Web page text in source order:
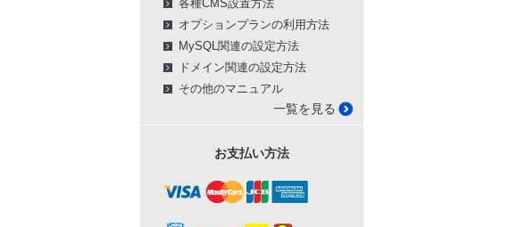
各種CMS設置方法
オプションプランの利用方法
MySQL関連の設定方法
ドメイン関連の設定方法
その他のマニュアル
一覧を見る
お支払い方法